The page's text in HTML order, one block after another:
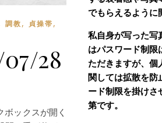
調教, 貞操帯,
28
ックスが開く
でもらえるように
私自身が写った写
はパスワード制限
ただきますが、個
関しては拡散を防
ード制限を掛けさ
第です。